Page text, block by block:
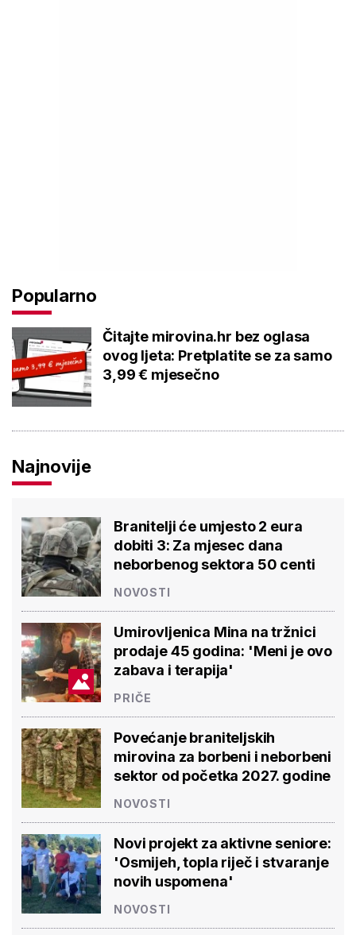
Popularno
Čitajte mirovina.hr bez oglasa
ovog ljeta: Pretplatite se za samo
3,99 € mjesečno
Najnovije
Branitelji će umjesto 2 eura
dobiti 3: Za mjesec dana
neborbenog sektora 50 centi
NOVOSTI
Umirovljenica Mina na tržnici
prodaje 45 godina: 'Meni je ovo
zabava i terapija'
PRIČE
Povećanje braniteljskih
mirovina za borbeni i neborbeni
sektor od početka 2027. godine
NOVOSTI
Novi projekt za aktivne seniore:
'Osmijeh, topla riječ i stvaranje
novih uspomena'
NOVOSTI